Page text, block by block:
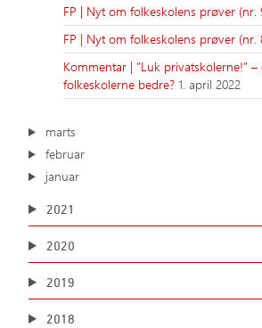
FP | Nyt om folkeskolens prøver (nr.
FP | Nyt om folkeskolens prøver (nr.
Kommentar | ”Luk privatskolerne!”
folkeskolerne bedre? 1. april 2022
marts
februar
januar
2021
2020
2019
2018